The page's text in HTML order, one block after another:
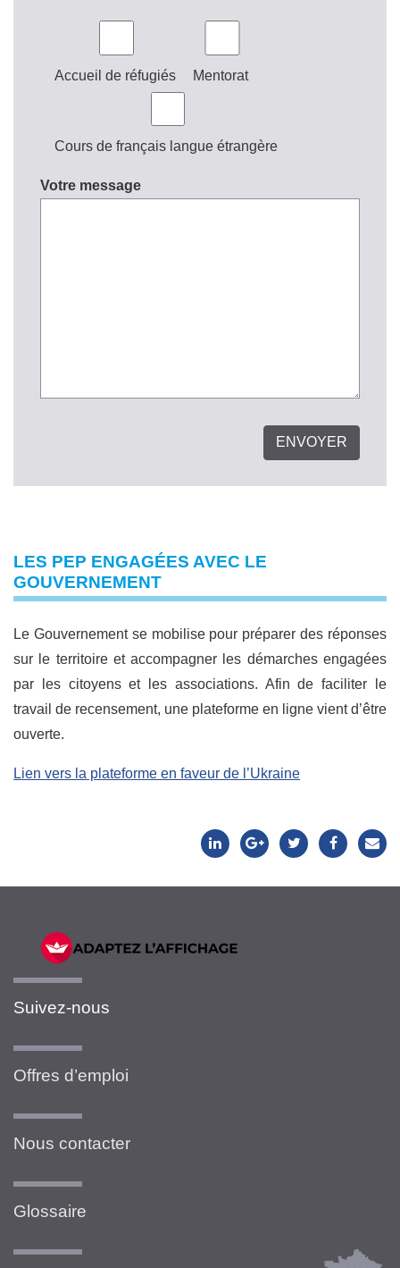
Accueil de réfugiés Mentorat
Cours de français langue étrangère
Votre message
LES PEP ENGAGÉES AVEC LE
GOUVERNEMENT
Le Gouvernement se mobilise pour préparer des réponses
sur le territoire et accompagner les démarches engagées
par les citoyens et les associations. Afin de faciliter le
travail de recensement, une plateforme en ligne vient d’être
ouverte.
Lien vers la plateforme en faveur de l’Ukraine
Suivez-nous
Offres d’emploi
Nous contacter
Glossaire